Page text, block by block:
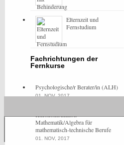
Elternzeit und
Fernstudium
Fachrichtungen der
Fernkurse
Psychologische/r Berater/in (ALH)
01. NOV, 2017
Kurskombination
Mathematik/Algebra für
mathematisch-technische Berufe
01. NOV, 2017